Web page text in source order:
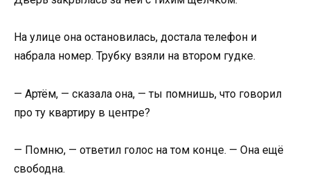
На улице она остановилась, достала телефон и
набрала номер. Трубку взяли на втором гудке.
— Артём, — сказала она, — ты помнишь, что говорил
про ту квартиру в центре?
— Помню, — ответил голос на том конце. — Она ещё
свободна.